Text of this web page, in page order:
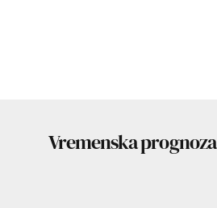
Vremenska prognoza